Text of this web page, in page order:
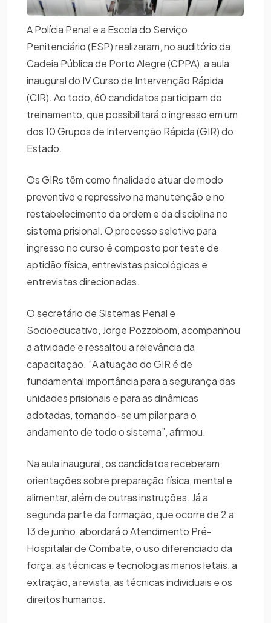
A Polícia Penal e a Escola do Serviço
Penitenciário (ESP) realizaram, no auditório da
Cadeia Pública de Porto Alegre (CPPA), a aula
inaugural do IV Curso de Intervenção Rápida
(CIR). Ao todo, 60 candidatos participam do
treinamento, que possibilitará o ingresso em um
dos 10 Grupos de Intervenção Rápida (GIR) do
Estado.
Os GIRs têm como finalidade atuar de modo
preventivo e repressivo na manutenção e no
restabelecimento da ordem e da disciplina no
sistema prisional. O processo seletivo para
ingresso no curso é composto por teste de
aptidão física, entrevistas psicológicas e
entrevistas direcionadas.
O secretário de Sistemas Penal e
Socioeducativo, Jorge Pozzobom, acompanhou
a atividade e ressaltou a relevância da
capacitação. “A atuação do GIR é de
fundamental importância para a segurança das
unidades prisionais e para as dinâmicas
adotadas, tornando-se um pilar para o
andamento de todo o sistema”, afirmou.
Na aula inaugural, os candidatos receberam
orientações sobre preparação física, mental e
alimentar, além de outras instruções. Já a
segunda parte da formação, que ocorre de 2 a
13 de junho, abordará o Atendimento Pré-
Hospitalar de Combate, o uso diferenciado da
força, as técnicas e tecnologias menos letais, a
extração, a revista, as técnicas individuais e os
direitos humanos.